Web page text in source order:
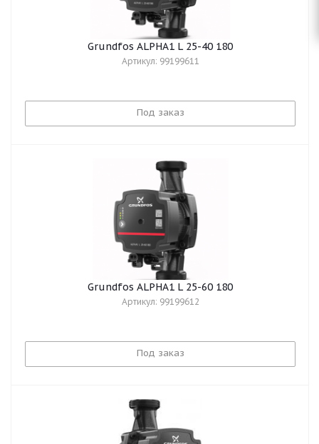
Grundfos ALPHA1 L 25-40 180
Артикул: 99199611
Под заказ
Grundfos ALPHA1 L 25-60 180
Артикул: 99199612
Под заказ